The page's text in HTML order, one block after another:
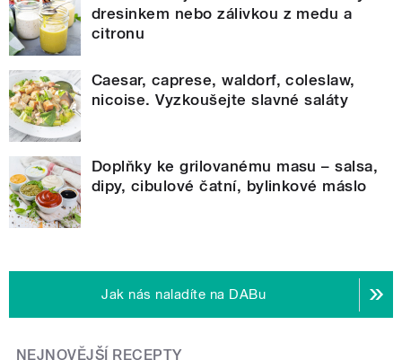
dresinkem nebo zálivkou z medu a
citronu
Caesar, caprese, waldorf, coleslaw,
nicoise. Vyzkoušejte slavné saláty
Doplňky ke grilovanému masu – salsa,
dipy, cibulové čatní, bylinkové máslo
Jak nás naladíte na DABu
NEJNOVĚJŠÍ RECEPTY